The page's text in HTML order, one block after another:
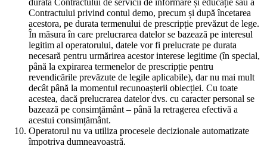
durata Contractului de servicii de informare și educație sau a
Contractului privind contul demo, precum și după încetarea
acestora, pe durata termenului de prescripție prevăzut de lege.
În măsura în care prelucrarea datelor se bazează pe interesul
legitim al operatorului, datele vor fi prelucrate pe durata
necesară pentru urmărirea acestor interese legitime (în special,
până la expirarea termenelor de prescripție pentru
revendicările prevăzute de legile aplicabile), dar nu mai mult
decât până la momentul recunoașterii obiecției. Cu toate
acestea, dacă prelucrarea datelor dvs. cu caracter personal se
bazează pe consimțământ – până la retragerea efectivă a
acestui consimțământ.
Operatorul nu va utiliza procesele decizionale automatizate
împotriva dumneavoastră.